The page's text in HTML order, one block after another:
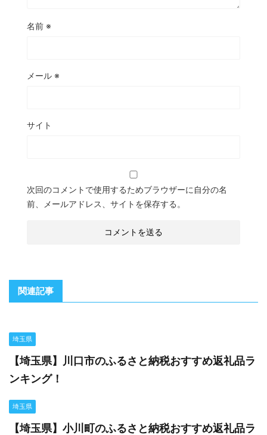
名前 ※
メール ※
サイト
次回のコメントで使用するためブラウザーに自分の名
前、メールアドレス、サイトを保存する。
関連記事
埼玉県
【埼玉県】川口市のふるさと納税おすすめ返礼品ラ
ンキング！
埼玉県
【埼玉県】小川町のふるさと納税おすすめ返礼品ラ